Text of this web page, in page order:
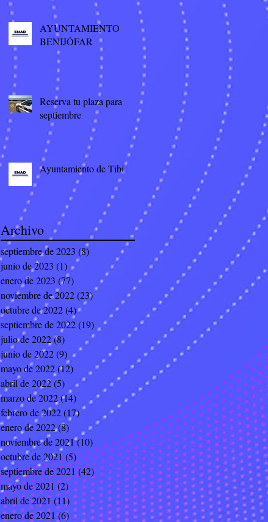
AYUNTAMIENTO
BENIJÓFAR
Reserva tu plaza para
septiembre
Ayuntamiento de Tibi
Archivo
septiembre de 2023 (8) 8 entradas
junio de 2023 (1) 1 entrada
enero de 2023 (77) 77 entradas
noviembre de 2022(23)23 entradas
octubre de 2022(4)4 entradas
septiembre de 2022(19) 19 entradas
julio de 2022(8) 8 entradas
junio de 2022(9) 9 entradas
mayo de 2022(12) 12 entradas
abril de 2022(5) 5 entradas
marzo de 2022(14) 14 entradas
febrero de 2022(17)17 entradas
enero de 2022(8) 8 entradas
noviembre de 2021(10) 10 entradas
octubre de 2021(5)5 entradas
septiembre de 2021(42)42 entradas
mayo de 2021 (2)2 entradas
abril de 2021(11) 11 entradas
enero de 2021 (6) 6 entradas